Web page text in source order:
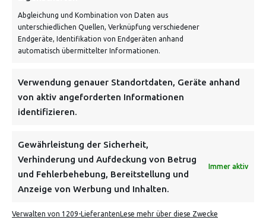
Abgleichung und Kombination von Daten aus
unterschiedlichen Quellen, Verknüpfung verschiedener
Endgeräte, Identifikation von Endgeräten anhand
automatisch übermittelter Informationen.
Verwendung genauer Standortdaten, Geräte anhand
von aktiv angeforderten Informationen
identifizieren.
Gewährleistung der Sicherheit,
Verhinderung und Aufdeckung von Betrug
und Fehlerbehebung, Bereitstellung und
Anzeige von Werbung und Inhalten.
Immer aktiv
Verwalten von 1209-LieferantenLese mehr über diese Zwecke
VERSANDKOSTENHINWEIS:
NEWSLETTER
Danke, deine Registrierung war erfolgreich! Bitte prüfe
dein E-Mail-Konto für die Bestätigung.